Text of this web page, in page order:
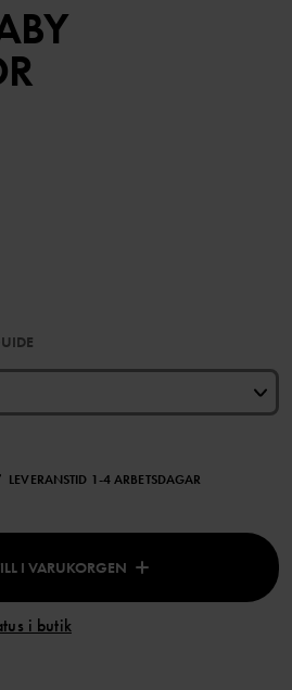
LEVERANSTID 1-4 ARBETSDAGAR
I VARUKORGEN
i butik